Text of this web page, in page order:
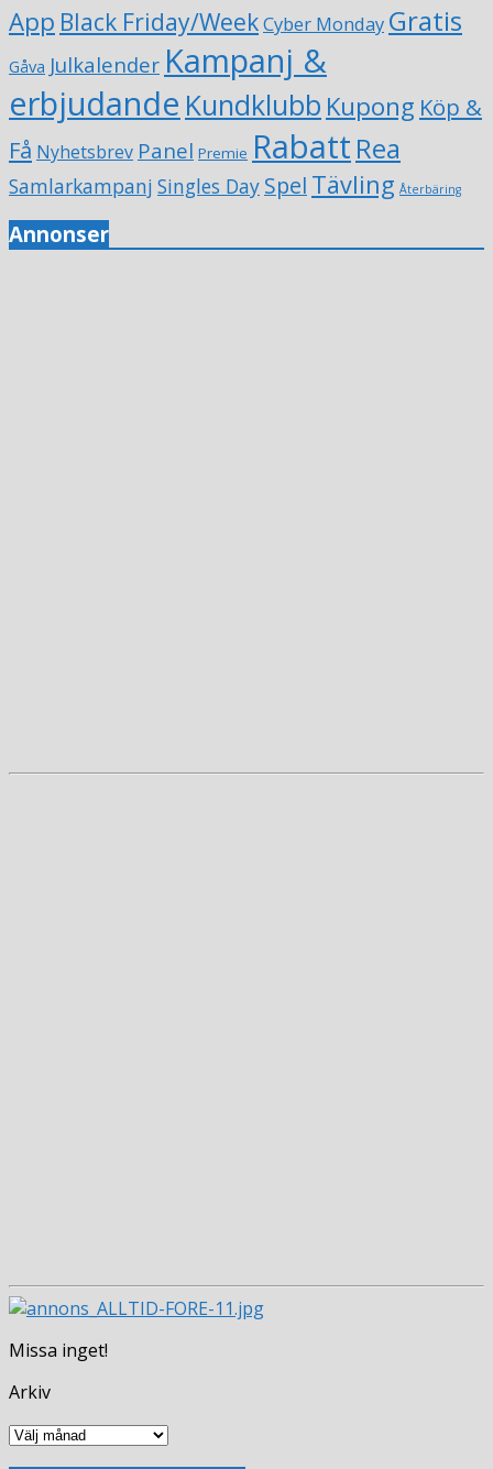
App Black Friday/WeekCyber Monday Gratis
Gåva Julkalender Kampanj &
erbjudande Kundklubb Kupong Köp &
Få Nyhetsbrev Panel Premie Rabatt Rea
Samlarkampanj Singles Day Spel Tävling Återbäring
Annonser
Missa inget!
Arkiv
Arkiv